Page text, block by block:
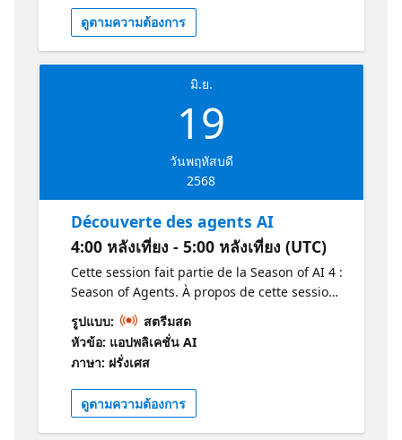
Microsoft learn module: Create Power
Platform solutions with AI and Copilot
Rejoignez Discord
e técnicas disponíveis e, por fim, criaremos
um Agente de IA usando o Serviço de Agente
de IA do Azure. A sessão abordará os
seguintes tópicos: Agentes de IA: casos de
uso e componentes Serviços e frameworks
de agentes: Serviço de Agente de IA do
Azure, Kernel Semântico e Autogen Padrão
ดูตามความต้องการ
มิ.ย.
19
วันพฤหัสบดี
2568
Découverte des agents AI
4:00 หลังเที่ยง - 5:00 หลังเที่ยง (UTC)
Cette session fait partie de la Season of AI 4 :
Season of Agents. À propos de cette session
Elle explique ce qu’est un agent AI, les
différents outils et sources de données que
nous pouvons utiliser avec les agents AI
d’Azure, et démontre comment les appeler
depuis une application C#. À qui s’adresse
cette session? Cette session s’adresse aux
développeurs, professionnels de l’IA et toute
รูปแบบ:
สตรีมสด
หัวข้อ: แอปพลิเคชั่น AI
ภาษา: ฝรั่งเศส
ดูตามความต้องการ